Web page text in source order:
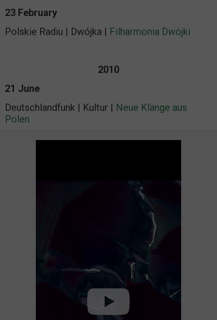
23 February
Polskie Radiu | Dwójka | Filharmonia Dwójki
2010
21 June
Deutschlandfunk | Kultur | Neue Klänge aus
Polen